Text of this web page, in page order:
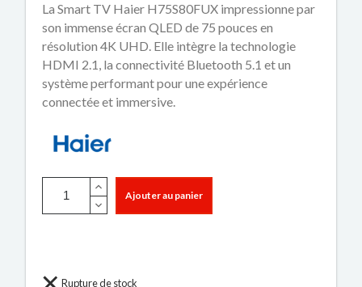
La Smart TV Haier H75S80FUX impressionne par
son immense écran QLED de 75 pouces en
résolution 4K UHD. Elle intègre la technologie
HDMI 2.1, la connectivité Bluetooth 5.1 et un
système performant pour une expérience
connectée et immersive.
Ajouter au panier
Rupture de stock